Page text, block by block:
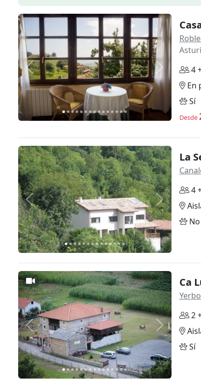
Anterior Siguiente
4
En
Sí
Desde
Anterior Siguiente
La
4
No
Anterior Siguiente
Ca
2
Sí